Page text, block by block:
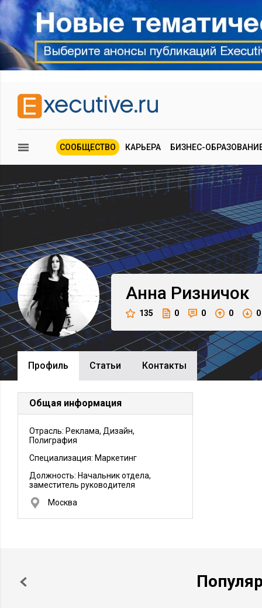
СООБЩЕСТВО КАРЬЕРА БИЗНЕС-
Анна Ризничок
135 0 0 0 0
Профиль Cтатьи Контакты
Общая информация
Отрасль: Реклама, Дизайн,
Полиграфия
Специализация: Маркетинг
Должность: Начальник отдела,
заместитель руководителя
Москва